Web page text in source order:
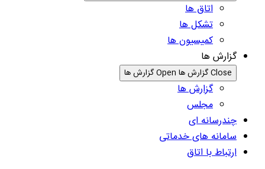
اتاق ها
تشکل ها
کمیسیون ها
گزارش ها
Close گزارش ها Open گزارش ها
گزارش ها
مجلس
چندرسانه ای
سامانه های خدماتی
ارتباط با اتاق